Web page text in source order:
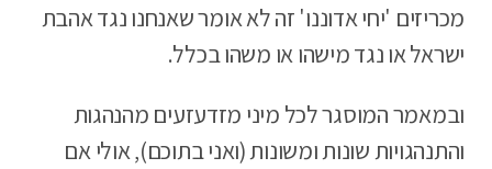
מכריזים 'יחי אדוננו' זה לא אומר שאנחנו נגד אהבת
ישראל או נגד מישהו או משהו בכלל.
ובמאמר המוסגר לכל מיני מזדעזעים מהנהגות
והתנהגויות שונות ומשונות (ואני בתוכם), אולי אם